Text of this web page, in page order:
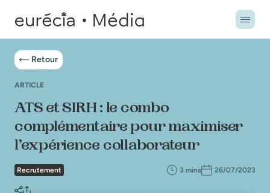
Retour
ARTICLE
ATS et SIRH : le combo
complémentaire pour maximiser
l’expérience collaborateur
Recrutement 3 mins 26/07/2023